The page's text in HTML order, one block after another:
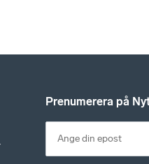
Prenumerera på